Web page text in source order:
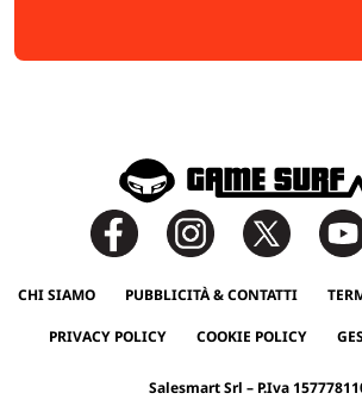
CHI SIAMO PUBBLICITÀ & CONTATTI
PRIVACY POLICY COOKIE POLICY
Salesmart Srl – P.Iva